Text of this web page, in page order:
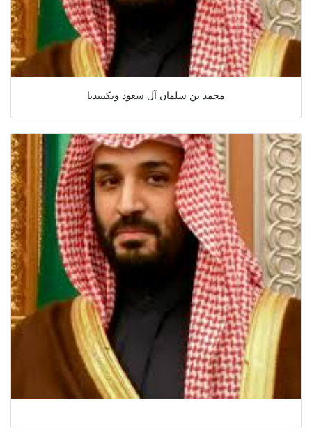
محمد بن سلمان آل سعود ويكيبيديا